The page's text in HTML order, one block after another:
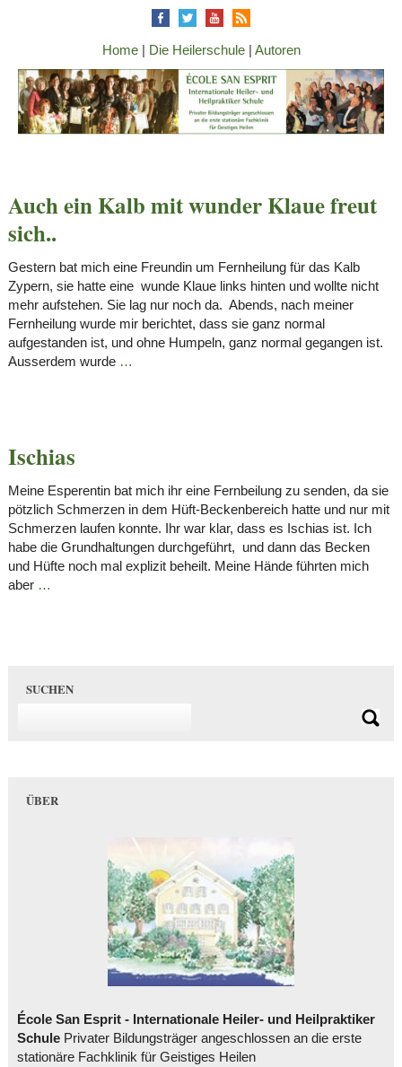
Home| Die Heilerschule| Autoren
Auch ein Kalb mit wunder Klaue freut
sich..
Gestern bat mich eine Freundin um Fernheilung für das Kalb
Zypern, sie hatte eine wunde Klaue links hinten und wollte nicht
mehr aufstehen. Sie lag nur noch da. Abends, nach meiner
Fernheilung wurde mir berichtet, dass sie ganz normal
aufgestanden ist, und ohne Humpeln, ganz normal gegangen ist.
Ausserdem wurde …
Ischias
Meine Esperentin bat mich ihr eine Fernbeilung zu senden, da sie
pötzlich Schmerzen in dem Hüft-Beckenbereich hatte und nur mit
Schmerzen laufen konnte. Ihr war klar, dass es Ischias ist. Ich
habe die Grundhaltungen durchgeführt, und dann das Becken
und Hüfte noch mal explizit beheilt. Meine Hände führten mich
aber …
SUCHEN
ÜBER
École San Esprit - Internationale Heiler- und Heilpraktiker
SchulePrivater Bildungsträger angeschlossen an die erste
stationäre Fachklinik für Geistiges Heilen